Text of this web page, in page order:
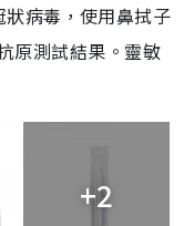
病毒，使用鼻拭子
原測試結果。靈敏
+2